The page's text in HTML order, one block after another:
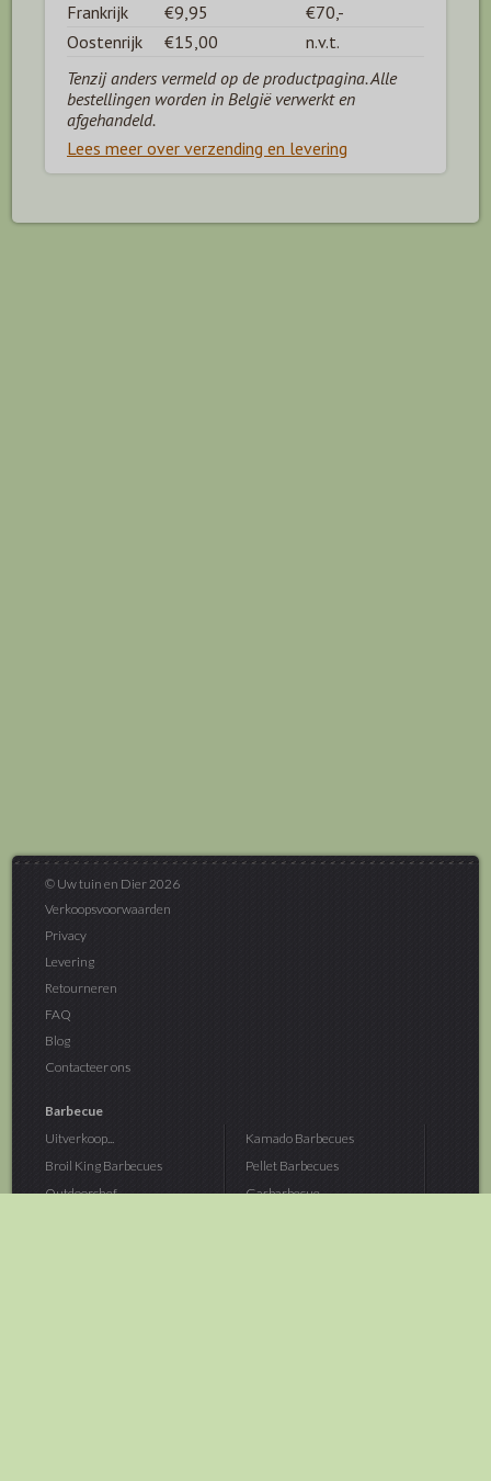
Frankrijk
€9,95
€70,-
Oostenrijk
€15,00
n.v.t.
Tenzij anders vermeld op de productpagina. Alle
bestellingen worden in België verwerkt en
afgehandeld.
Lees meer over verzending en levering
© Uw tuin en Dier 2026
Verkoopsvoorwaarden
Privacy
Levering
Retourneren
FAQ
Blog
Contacteer ons
Barbecue
Uitverkoop...
Broil King Barbecues
Outdoorchef...
Kamado Barbecues
Pellet Barbecues
Gasbarbecue